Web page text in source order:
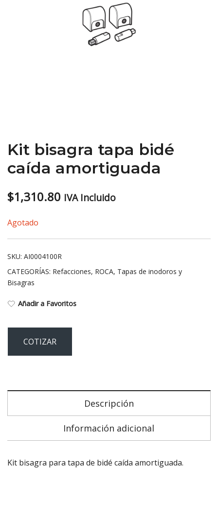
Kit bisagra tapa bidé
caída amortiguada
$1,310.80 IVA Incluido
Agotado
SKU: AI0004100R
CATEGORÍAS: Refacciones, ROCA, Tapas de inodoros y
Bisagras
Añadir a Favoritos
COTIZAR
Descripción
Información adicional
Kit bisagra para tapa de bidé caída amortiguada.